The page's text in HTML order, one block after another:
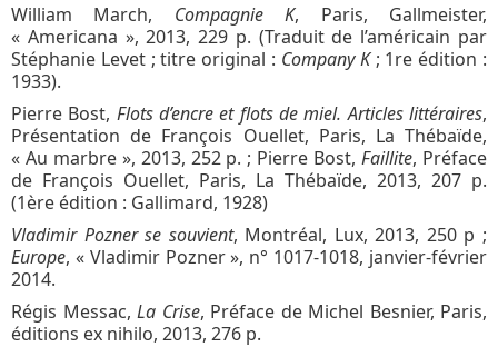
William March, Compagnie K, Paris, Gallmeister,
« Americana », 2013, 229 p. (Traduit de l’américain par
Stéphanie Levet ; titre original : Company K ; 1re édition :
1933).
Pierre Bost, Flots d’encre et flots de miel. Articles littéraires,
Présentation de François Ouellet, Paris, La Thébaïde,
« Au marbre », 2013, 252 p. ; Pierre Bost, Faillite, Préface
de François Ouellet, Paris, La Thébaïde, 2013, 207 p.
(1ère édition : Gallimard, 1928)
Vladimir Pozner se souvient, Montréal, Lux, 2013, 250 p ;
Europe, « Vladimir Pozner », n° 1017-1018, janvier-février
2014.
Régis Messac, La Crise, Préface de Michel Besnier, Paris,
éditions ex nihilo, 2013, 276 p.